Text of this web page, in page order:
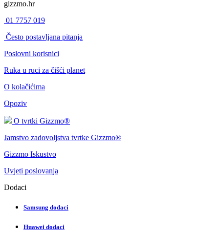
gizzmo.hr
01 7757 019
Često postavljana pitanja
Poslovni korisnici
Ruka u ruci za čišći planet
O kolačićima
Opoziv
O tvrtki Gizzmo®
Jamstvo zadovoljstva tvrtke Gizzmo®
Gizzmo Iskustvo
Uvjeti poslovanja
Dodaci
Samsung dodaci
Huawei dodaci